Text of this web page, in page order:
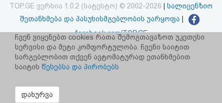
პასუხისმგებლობის
უარყოფა
TOP.GE ვერსია 1.0.2 (სატესტო) © 2002-2026
სალიცენზიო
შეთანხმება და პასუხისმგებლობის უარყოფა
facebook.com/TOP.GE
იხილეთ TOP.GE - ის ძველი ვერსია ბმულზე
TOP.GE-ს სერვერების განთავსებას და ინტერნეტთან კავშირს
ჩვენ ვიყენებთ cookies რათა შემოგთავაზოთ უკეთესი
სერვისი და მეტი კომფორტულობა. ჩვენი საიტით
სარგებლობით თქვენ ავტომატურად ეთანხმებით
საიტის წესებსა და პირობებს
დახურვა